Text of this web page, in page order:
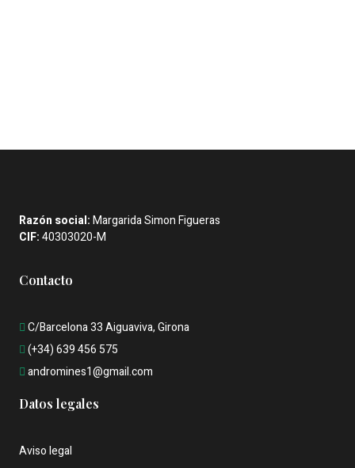
Razón social:Margarida Simon Figueras
CIF:40303020-M
Contacto
C/Barcelona 33 Aiguaviva, Girona
(+34) 639 456 575
andromines1@gmail.com
Datos legales
Aviso legal